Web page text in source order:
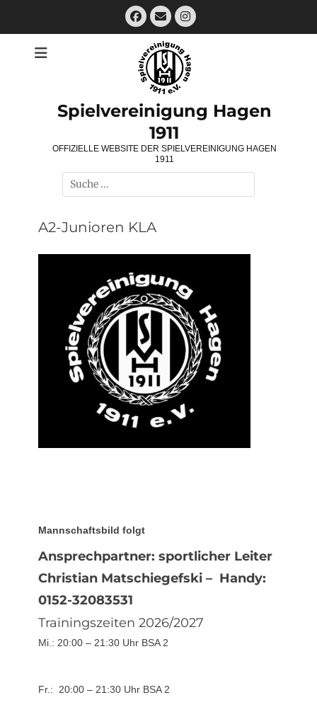
Facebook
E-
Mail
Instagram
Spielvereinigung Hagen
1911
OFFIZIELLE WEBSITE DER SPIELVEREINIGUNG HAGEN
1911
Suchen
nach:
A2-Junioren KLA
Mannschaftsbild folgt
Ansprechpartner: sportlicher Leiter
Christian Matschiegefski – Handy:
0152-32083531
Trainingszeiten 2026/2027
Mi.: 20:00 – 21:30 Uhr BSA 2
Fr.: 20:00 – 21:30 Uhr BSA 2